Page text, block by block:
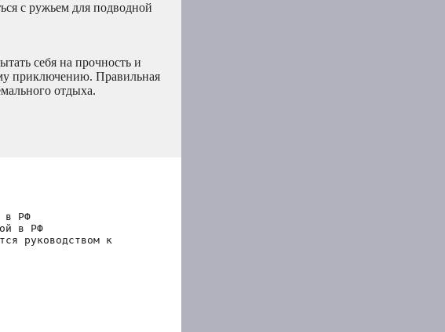
с ружьем для подводной
себя на прочность и
приключению. Правильная
отдыха.
в РФ
в РФ
руководством к